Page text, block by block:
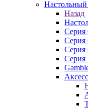
Настольный
Назад
Серия
Серия
Серия
Серия